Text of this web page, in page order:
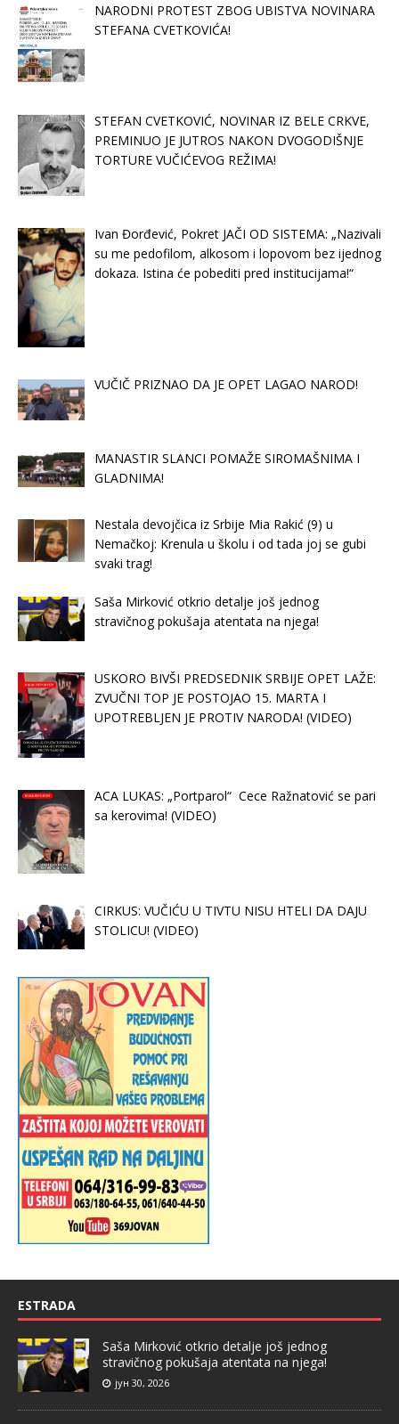
NARODNI PROTEST ZBOG UBISTVA NOVINARA
STEFANA CVETKOVIĆA!
STEFAN CVETKOVIĆ, NOVINAR IZ BELE CRKVE,
PREMINUO JE JUTROS NAKON DVOGODIŠNJE
TORTURE VUČIĆEVOG REŽIMA!
Ivan Đorđević, Pokret JAČI OD SISTEMA: „Nazivali
su me pedofilom, alkosom i lopovom bez ijednog
dokaza. Istina će pobediti pred institucijama!“
VUČIČ PRIZNAO DA JE OPET LAGAO NAROD!
MANASTIR SLANCI POMAŽE SIROMAŠNIMA I
GLADNIMA!
Nestala devojčica iz Srbije Mia Rakić (9) u
Nemačkoj: Krenula u školu i od tada joj se gubi
svaki trag!
Saša Mirković otkrio detalje još jednog
stravičnog pokušaja atentata na njega!
USKORO BIVŠI PREDSEDNIK SRBIJE OPET LAŽE:
ZVUČNI TOP JE POSTOJAO 15. MARTA I
UPOTREBLJEN JE PROTIV NARODA! (VIDEO)
ACA LUKAS: „Portparol“ Cece Ražnatović se pari
sa kerovima! (VIDEO)
CIRKUS: VUČIĆU U TIVTU NISU HTELI DA DAJU
STOLICU! (VIDEO)
ESTRADA
Saša Mirković otkrio detalje još jednog
stravičnog pokušaja atentata na njega!
јун 30, 2026